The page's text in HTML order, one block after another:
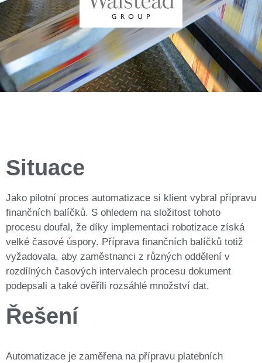
Situace
Jako pilotní proces automatizace si klient vybral přípravu
finančních balíčků. S ohledem na složitost tohoto
procesu doufal, že díky implementaci robotizace získá
velké časové úspory. Příprava finančních balíčků totiž
vyžadovala, aby zaměstnanci z různých oddělení v
rozdílných časových intervalech procesu dokument
podepsali a také ověřili rozsáhlé množství dat.
Řešení
Automatizace je zaměřena na přípravu platebních